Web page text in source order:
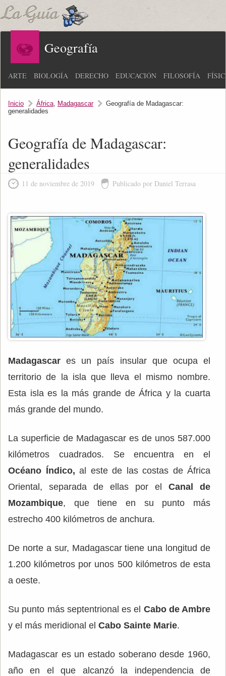
Geografía
ARTE BIOLOGÍA DERECHO EDUCACIÓN FILOSOFÍA
Inicio África, Madagascar
Geografía de Madagascar:
generalidades
Geografía de Madagascar:
generalidades
11 de noviembre de 2019 Publicado por Daniel Terrasa
Madagascar es un país insular que ocupa el
territorio de la isla que lleva el mismo nombre.
Esta isla es la más grande de África y la cuarta
más grande del mundo.
La superficie de Madagascar es de unos 587.000
kilómetros cuadrados. Se encuentra en el
Océano Índico, al este de las costas de África
Oriental, separada de ellas por el Canal de
Mozambique, que tiene en su punto más
estrecho 400 kilómetros de anchura.
De norte a sur, Madagascar tiene una longitud de
1.200 kilómetros por unos 500 kilómetros de esta
a oeste.
Su punto más septentrional es el Cabo de Ambre
y el más meridional el Cabo Sainte Marie.
Madagascar es un estado soberano desde 1960,
año en el que alcanzó la independencia de